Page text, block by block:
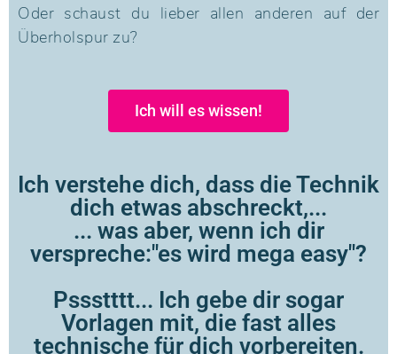
Oder schaust du lieber allen anderen auf der
Überholspur zu?
Ich will es wissen!
Ich verstehe dich, dass die Technik
dich etwas abschreckt,...
... was aber, wenn ich dir
verspreche:"es wird mega easy"?
Pssstttt... Ich gebe dir sogar
Vorlagen mit, die fast alles
technische für dich vorbereiten.